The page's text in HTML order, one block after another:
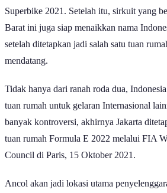
Superbike 2021. Setelah itu, sirkuit yang
Barat ini juga siap menaikkan nama
setelah ditetapkan jadi salah satu tuan
mendatang.
Tidak hanya dari ranah roda dua,
tuan rumah untuk gelaran Internasional
banyak kontroversi, akhirnya Jakarta
tuan rumah Formula E 2022 melalui FIA
Council di Paris, 15 Oktober 2021.
Ancol akan jadi lokasi utama